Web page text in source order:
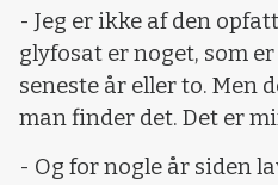
- Jeg er ikke af den
glyfosat er noget, som
seneste år eller to. Men
man finder det. Det er
- Og for nogle år siden